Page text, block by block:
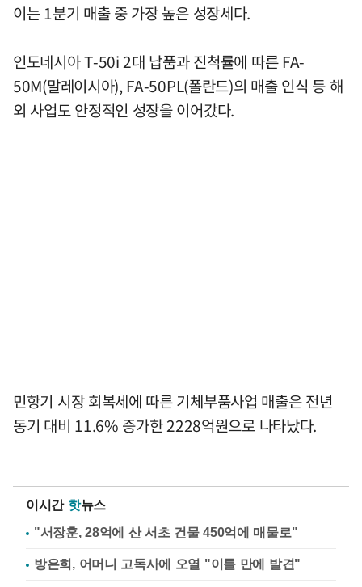
이는 1분기 매출 중 가장 높은 성장세다.
인도네시아 T-50i 2대 납품과 진척률에 따른 FA-
50M(말레이시아), FA-50PL(폴란드)의 매출 인식 등 해
외 사업도 안정적인 성장을 이어갔다.
민항기 시장 회복세에 따른 기체부품사업 매출은 전년
동기 대비 11.6% 증가한 2228억원으로 나타났다.
이시간 핫뉴스
"서장훈, 28억에 산 서초 건물 450억에 매물로"
방은희, 어머니 고독사에 오열 "이틀 만에 발견"